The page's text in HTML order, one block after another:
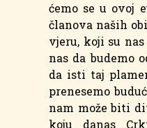
ćemo se u ovoj
članova naših
vjeru, koji su
nas da budemo
da isti taj
prenesemo
nam može biti
koju danas